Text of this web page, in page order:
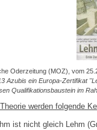
Oderzeitung (MOZ), vom
Azubis ein Europa-Zertifikat
Qualifikationsbaustein im
Theorie werden folgende
ist nicht gleich Lehm